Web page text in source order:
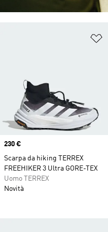
Price
230 €
Scarpa da hiking TERREX
FREEHIKER 3 Ultra GORE-TEX
Uomo TERREX
Novità